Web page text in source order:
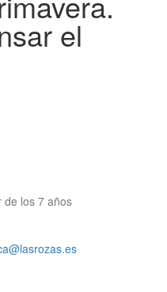
el
de los 7 años